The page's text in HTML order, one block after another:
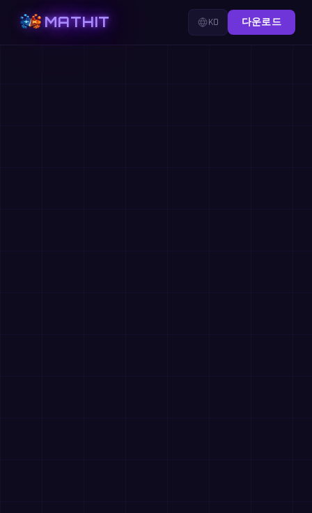
MATHIT KO 다운로드